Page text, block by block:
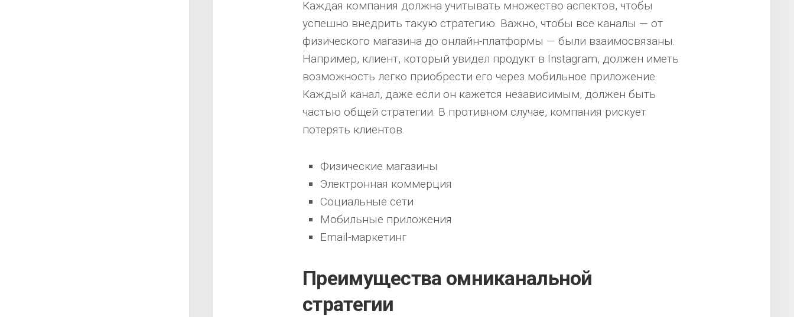
Каждая компания должна учитывать множество аспектов, чтобы
успешно внедрить такую стратегию. Важно, чтобы все каналы — от
физического магазина до онлайн-платформы — были взаимосвязаны.
Например, клиент, который увидел продукт в Instagram, должен иметь
возможность легко приобрести его через мобильное приложение.
Каждый канал, даже если он кажется независимым, должен быть
частью общей стратегии. В противном случае, компания рискует
потерять клиентов.
Физические магазины
Электронная коммерция
Социальные сети
Мобильные приложения
Email-маркетинг
Преимущества омниканальной
стратегии